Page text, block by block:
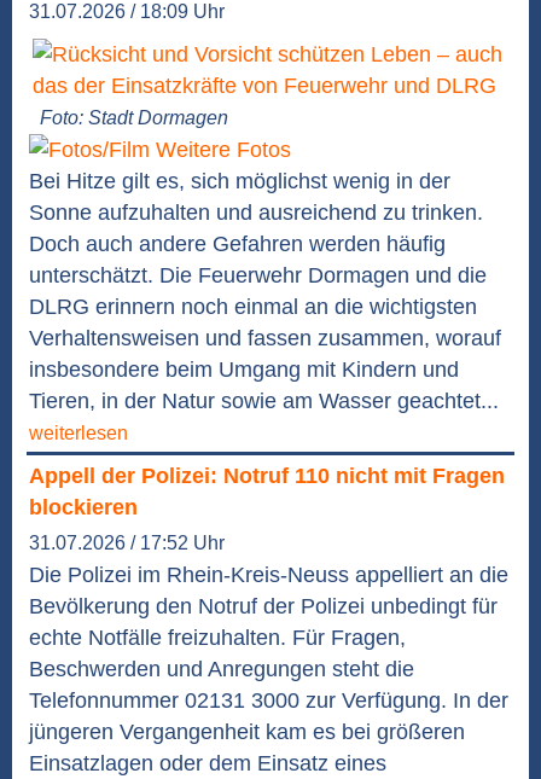
31.07.2026 / 18:09 Uhr
Foto: Stadt Dormagen
Weitere Fotos
Bei Hitze gilt es, sich möglichst wenig in der
Sonne aufzuhalten und ausreichend zu trinken.
Doch auch andere Gefahren werden häufig
unterschätzt. Die Feuerwehr Dormagen und die
DLRG erinnern noch einmal an die wichtigsten
Verhaltensweisen und fassen zusammen, worauf
insbesondere beim Umgang mit Kindern und
Tieren, in der Natur sowie am Wasser geachtet...
weiterlesen
Appell der Polizei: Notruf 110 nicht mit Fragen
blockieren
31.07.2026 / 17:52 Uhr
Die Polizei im Rhein-Kreis-Neuss appelliert an die
Bevölkerung den Notruf der Polizei unbedingt für
echte Notfälle freizuhalten. Für Fragen,
Beschwerden und Anregungen steht die
Telefonnummer 02131 3000 zur Verfügung. In der
jüngeren Vergangenheit kam es bei größeren
Einsatzlagen oder dem Einsatz eines